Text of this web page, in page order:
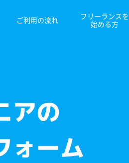
ご利用の流れ
フリーランスを
始める方
アの
ォーム